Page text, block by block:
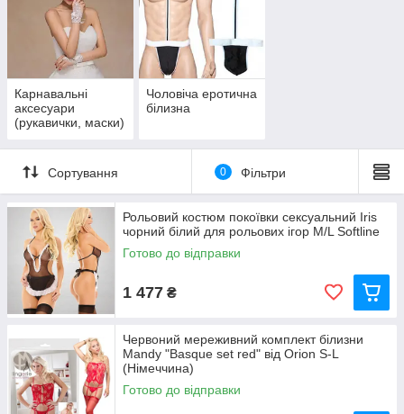
Карнавальні
аксесуари
(рукавички, маски)
Чоловіча еротична
білизна
Сортування 0 Фільтри
Рольовий костюм покоївки сексуальний Iris
чорний білий для рольових ігор M/L Softline
Готово до відправки
1 477 ₴
Червоний мереживний комплект білизни
Mandy "Basque set red" від Orion S-L
(Німеччина)
Готово до відправки